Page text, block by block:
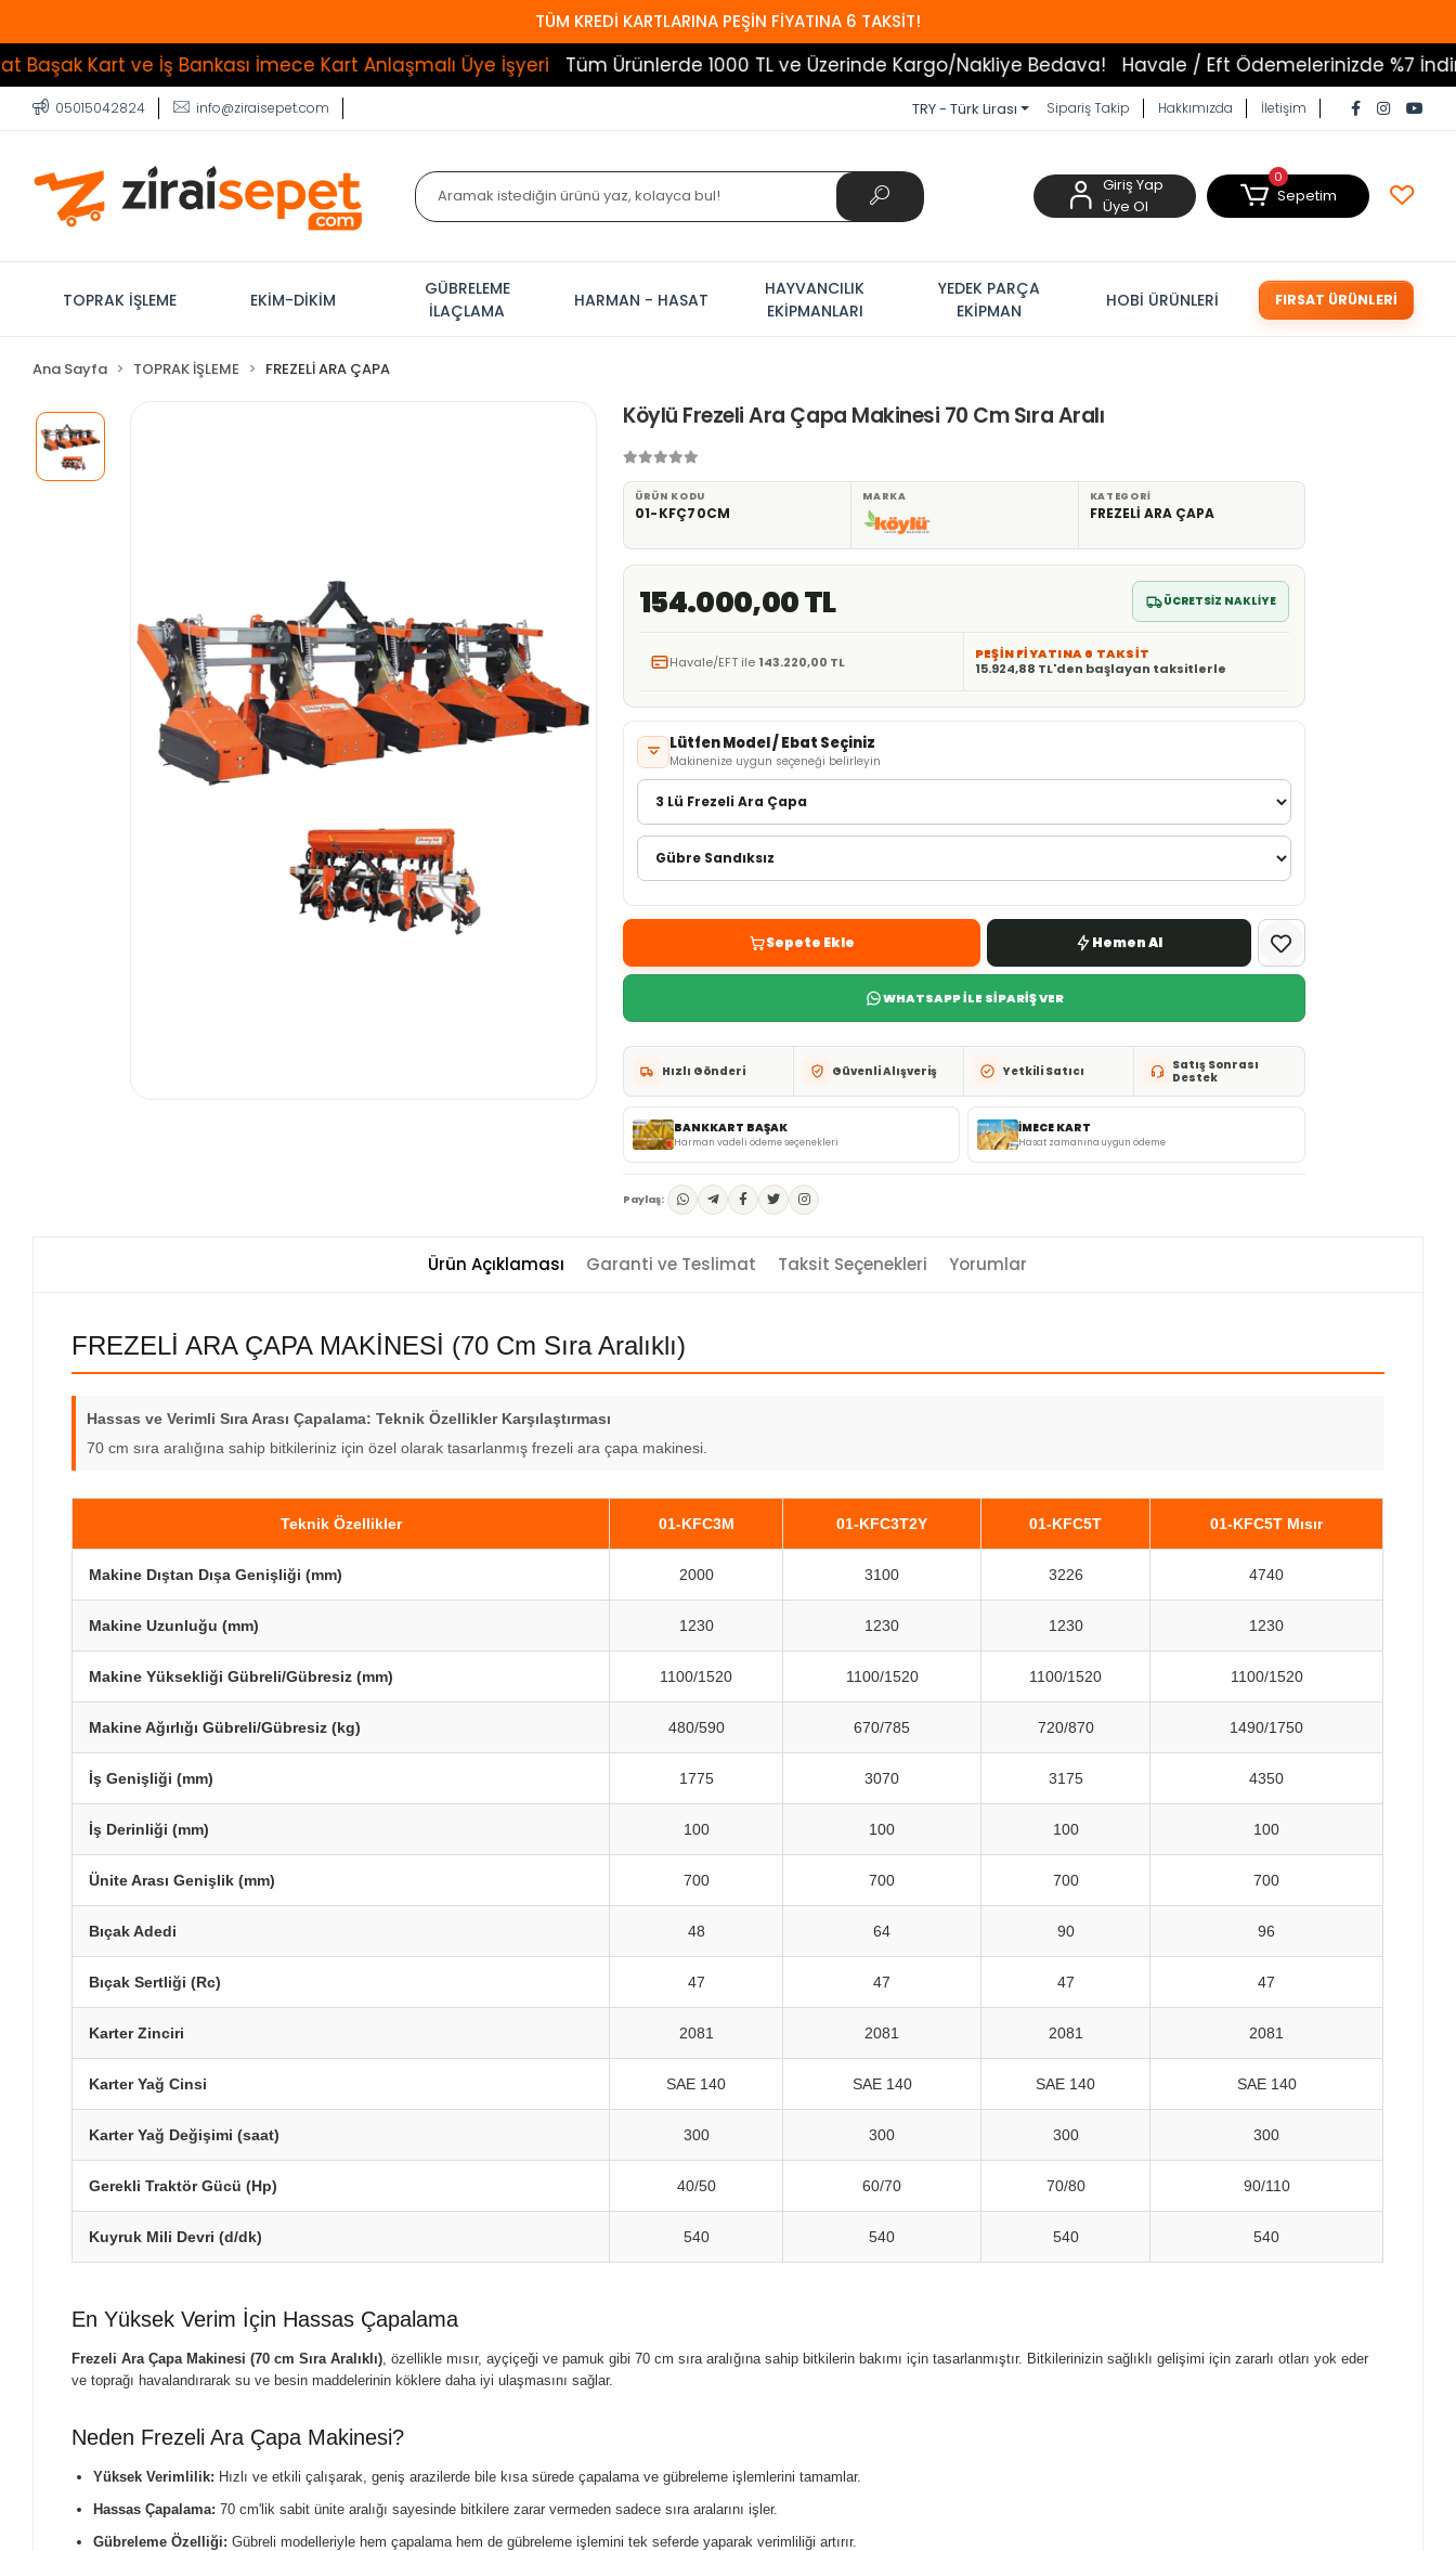
TÜM KREDİ KARTLARINA PEŞİN FİYATINA 6 TAKSİT!
ve İş Bankası İmece Kart Anlaşmalı Üye İşyeri Tüm Ürünlerde 1000 TL ve Üzerinde Kargo/Nakliye Bedava! Havale / Eft Ödemelerinizde %7 İndirim Tüm
05015042824 info@ziraisepet.com TRY - Türk Lirası Sipariş Takip Hakkımızda İletişim
Giriş Yap
Üye Ol
0
Sepetim
TOPRAK İŞLEME EKİM-DİKİM
GÜBRELEME
İLAÇLAMA
HARMAN - HASAT
HAYVANCILIK
EKİPMANLARI
YEDEK PARÇA
EKİPMAN
HOBİ ÜRÜNLERİ FIRSAT ÜRÜNLERİ
Ana Sayfa TOPRAK İŞLEME FREZELİ ARA ÇAPA
Köylü Frezeli Ara Çapa Makinesi 70 Cm Sıra Aralı
ÜRÜN KODU
01-KFÇ70CM
MARKA KATEGORI
FREZELİ ARA ÇAPA
154.000,00 TL ÜCRETSİZ NAKLİYE
Havale/EFT ile 143.220,00 TL
PEŞİN FİYATINA 6 TAKSİT
15.924,88 TL'den başlayan taksitlerle
Lütfen Model / Ebat Seçiniz
Makinenize uygun seçeneği belirleyin
Sepete Ekle Hemen Al
WHATSAPP İLE SİPARİŞ VER
Hızlı Gönderi Güvenli Alışveriş Yetkili Satıcı
Satış Sonrası
Destek
BANKKART BAŞAK
Harman vadeli ödeme seçenekleri
İMECE KART
Hasat zamanına uygun ödeme
Paylaş:
Ürün Açıklaması Garanti ve Teslimat Taksit Seçenekleri Yorumlar
FREZELİ ARA ÇAPA MAKİNESİ (70 Cm Sıra Aralıklı)
Hassas ve Verimli Sıra Arası Çapalama: Teknik Özellikler Karşılaştırması
70 cm sıra aralığına sahip bitkileriniz için özel olarak tasarlanmış frezeli ara çapa makinesi.
Teknik Özellikler 01-KFC3M 01-KFC3T2Y 01-KFC5T 01-KFC5T Mısır
Makine Dıştan Dışa Genişliği (mm) 2000 3100 3226 4740
Makine Uzunluğu (mm) 1230 1230 1230 1230
Makine Yüksekliği Gübreli/Gübresiz (mm) 1100/1520 1100/1520 1100/1520 1100/1520
Makine Ağırlığı Gübreli/Gübresiz (kg) 480/590 670/785 720/870 1490/1750
İş Genişliği (mm) 1775 3070 3175 4350
İş Derinliği (mm) 100 100 100 100
Ünite Arası Genişlik (mm) 700 700 700 700
Bıçak Adedi 48 64 90 96
Bıçak Sertliği (Rc) 47 47 47 47
Karter Zinciri 2081 2081 2081 2081
Karter Yağ Cinsi SAE 140 SAE 140 SAE 140 SAE 140
Karter Yağ Değişimi (saat) 300 300 300 300
Gerekli Traktör Gücü (Hp) 40/50 60/70 70/80 90/110
Kuyruk Mili Devri (d/dk) 540 540 540 540
En Yüksek Verim İçin Hassas Çapalama
Frezeli Ara Çapa Makinesi (70 cm Sıra Aralıklı), özellikle mısır, ayçiçeği ve pamuk gibi 70 cm sıra aralığına sahip bitkilerin bakımı için tasarlanmıştır. Bitkilerinizin sağlıklı gelişimi için zararlı otları yok eder
ve toprağı havalandırarak su ve besin maddelerinin köklere daha iyi ulaşmasını sağlar.
Neden Frezeli Ara Çapa Makinesi?
Yüksek Verimlilik: Hızlı ve etkili çalışarak, geniş arazilerde bile kısa sürede çapalama ve gübreleme işlemlerini tamamlar.
Hassas Çapalama: 70 cm'lik sabit ünite aralığı sayesinde bitkilere zarar vermeden sadece sıra aralarını işler.
Gübreleme Özelliği: Gübreli modelleriyle hem çapalama hem de gübreleme işlemini tek seferde yaparak verimliliği artırır.